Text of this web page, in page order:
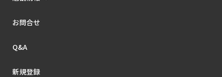
お問合せ
Q&A
新規登録